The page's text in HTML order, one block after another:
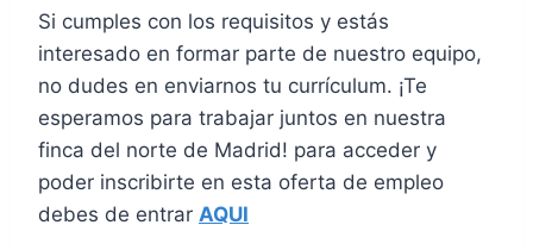
Si cumples con los requisitos y estás
interesado en formar parte de nuestro equipo,
no dudes en enviarnos tu currículum. ¡Te
esperamos para trabajar juntos en nuestra
finca del norte de Madrid! para acceder y
poder inscribirte en esta oferta de empleo
debes de entrar AQUI